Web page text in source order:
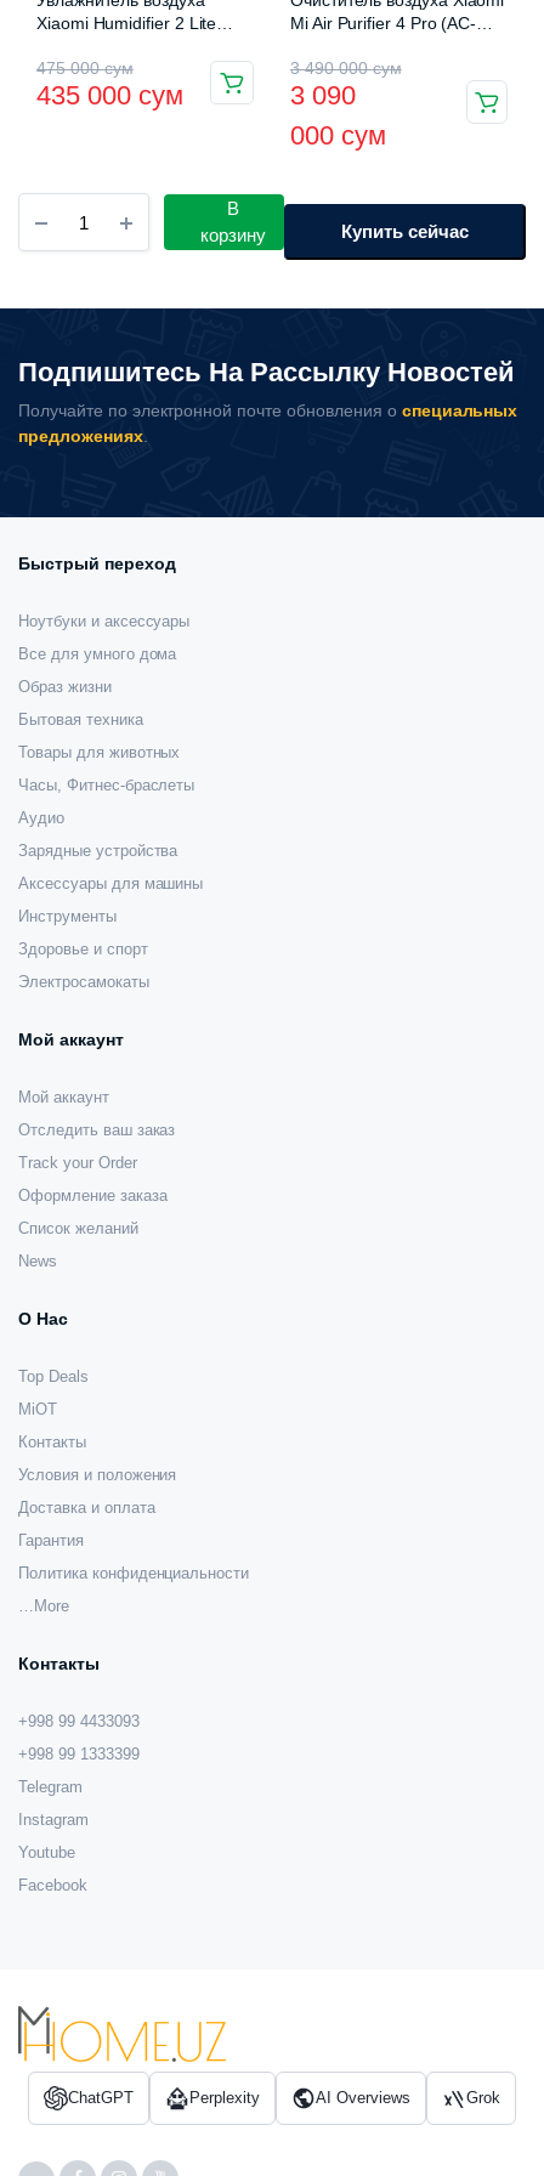
Xiaomi Humidifier 2 Lite
475 000сум
Первоначальная
цена
475
000 сум.
435 000 сум
Текущая
цена:
000 сум.
Mi Air Purifier 4 Pro (AC-
3 490 000сум
Первоначальная
цена
составляла
000 сум.
3 090
000 сум
Текущая
цена:
3
000 сум.
очиститель
контактных
GM02
количество
В
корзину
Купить сейчас
Подпишитесь На Рассылку Новостей
Получайте по электронной почте обновления о специальных
предложениях.
Быстрый переход
Ноутбуки и аксессуары
Все для умного дома
Образ жизни
Бытовая техника
Товары для животных
Часы, Фитнес-браслеты
Аудио
Зарядные устройства
Аксессуары для машины
Инструменты
Здоровье и спорт
Электросамокаты
Мой аккаунт
Мой аккаунт
Отследить ваш заказ
Track your Order
Оформление заказа
Список желаний
News
О Нас
Top Deals
MiOT
Контакты
Условия и положения
Доставка и оплата
Гарантия
Политика конфиденциальности
…More
Контакты
+998 99 4433093
+998 99 1333399
Telegram
Instagram
Youtube
Facebook
ChatGPT Perplexity AI Overviews Grok